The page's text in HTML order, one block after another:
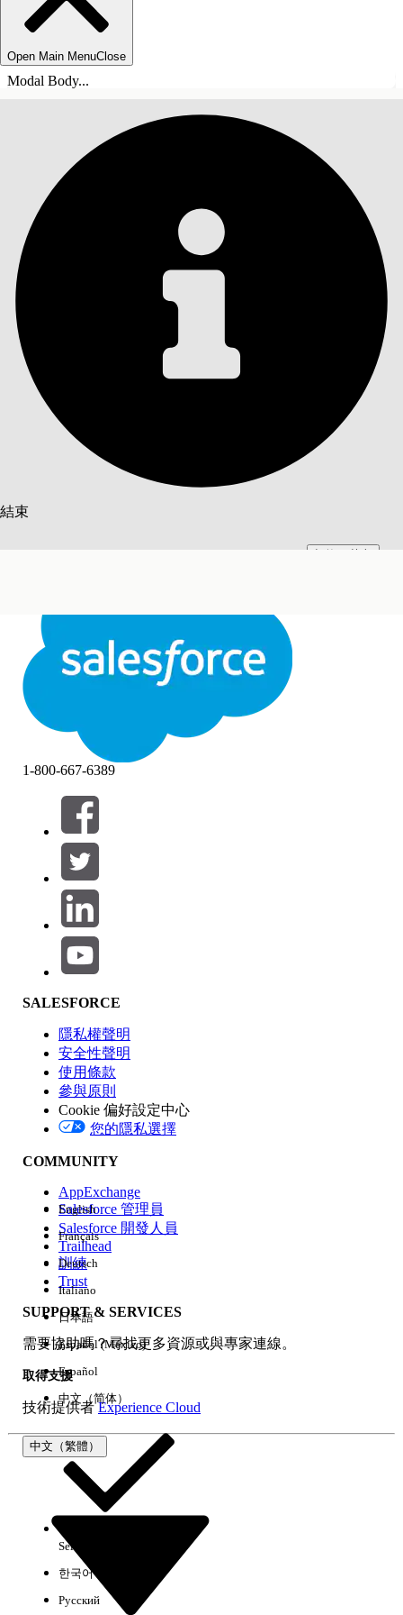
Open Main MenuClose
Modal Body...
結束
結束
目錄
篩選器 (0)
選取篩選
產品區域
功能影響
版本
經驗
1-800-667-6389
SALESFORCE
隱私權聲明
安全性聲明
使用條款
參與原則
Cookie 偏好設定中心
您的隱私選擇
COMMUNITY
AppExchange
Salesforce 管理員
Salesforce 開發人員
Trailhead
訓練
Trust
SUPPORT & SERVICES
需要協助嗎？尋找更多資源或與專家連線。
取得支援
技術提供者Experience Cloud
中文（繁體）
English
Français
Deutsch
Italiano
日本語
Español (México)
Español
中文（简体）
Select Org
한국어
Русский